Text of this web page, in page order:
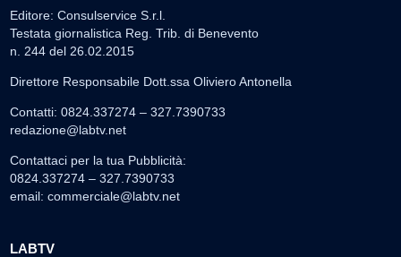
Editore: Consulservice S.r.l.
Testata giornalistica Reg. Trib. di Benevento
n. 244 del 26.02.2015
Direttore Responsabile Dott.ssa Oliviero Antonella
Contatti: 0824.337274 – 327.7390733
redazione@labtv.net
Contattaci per la tua Pubblicità:
0824.337274 – 327.7390733
email: commerciale@labtv.net
LABTV